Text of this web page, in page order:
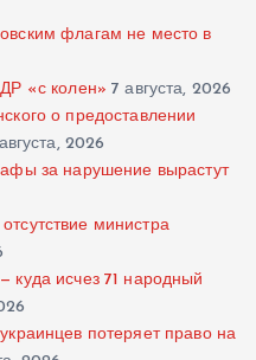
флагам не место в
«с колен» 7 августа, 2026
о предоставлении
2026
за нарушение вырастут
министра
куда исчез 71 народный
потеряет право на